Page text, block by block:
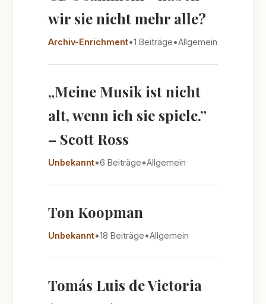
wir sie nicht mehr alle?
Archiv-Enrichment•1 Beiträge•Allgemein
„Meine Musik ist nicht
alt, wenn ich sie spiele.”
– Scott Ross
Unbekannt•6 Beiträge•Allgemein
Ton Koopman
Unbekannt•18 Beiträge•Allgemein
Tomás Luis de Victoria